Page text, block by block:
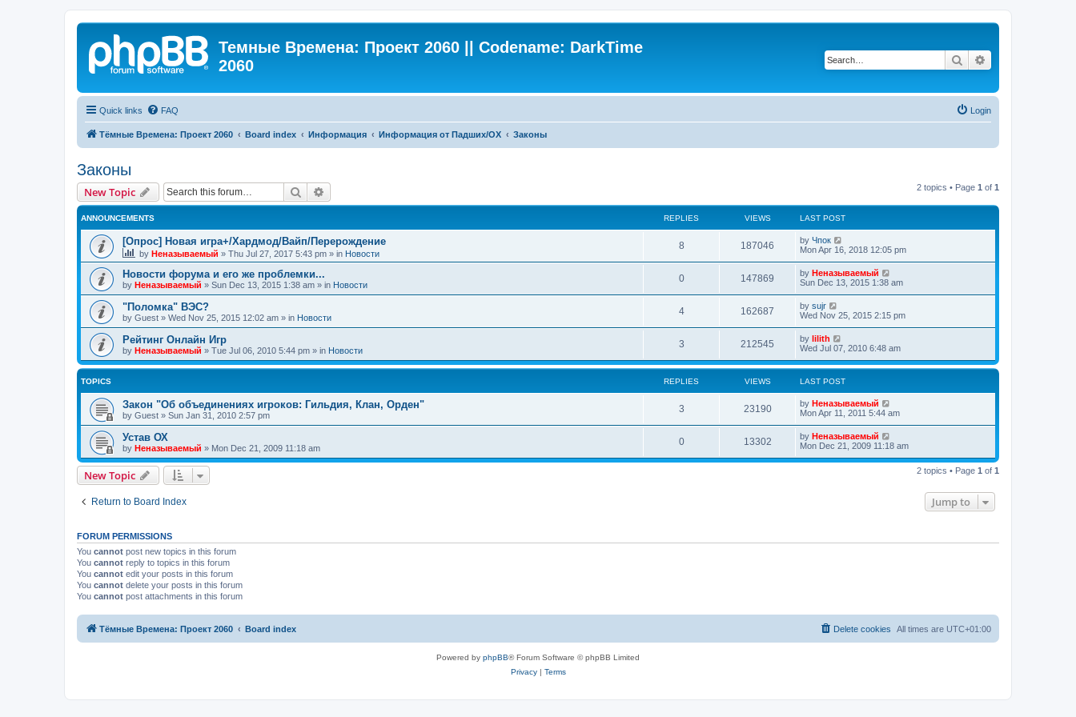
Темные Времена: Проект 2060 || Codename: DarkTime
2060
Search
Quick links FAQ Login
Тёмные Времена: Проект 2060 Board index Информация Информация от Падших/ОХ Законы
Законы
New Topic Search 2 topics • Page 1 of 1
ANNOUNCEMENTS REPLIES VIEWS LAST POST
[Опрос] Новая игра+/Хардмод/Вайп/Перерождение
by Неназываемый » Thu Jul 27, 2017 5:43 pm » in Новости
8 187046 by Чпок
Mon Apr 16, 2018 12:05 pm
Новости форума и его же проблемки...
by Неназываемый » Sun Dec 13, 2015 1:38 am » in Новости
0 147869 by Неназываемый
Sun Dec 13, 2015 1:38 am
"Поломка" ВЭС?
by Guest » Wed Nov 25, 2015 12:02 am » in Новости
4 162687 by sujr
Wed Nov 25, 2015 2:15 pm
Рейтинг Онлайн Игр
by Неназываемый » Tue Jul 06, 2010 5:44 pm » in Новости
3 212545 by lilith
Wed Jul 07, 2010 6:48 am
TOPICS REPLIES VIEWS LAST POST
Закон "Об объединениях игроков: Гильдия, Клан, Орден"
by Guest » Sun Jan 31, 2010 2:57 pm
3 23190 by Неназываемый
Mon Apr 11, 2011 5:44 am
Устав ОХ
by Неназываемый » Mon Dec 21, 2009 11:18 am
0 13302 by Неназываемый
Mon Dec 21, 2009 11:18 am
New Topic 2 topics • Page 1 of 1
Return to Board Index Jump to
FORUM PERMISSIONS
You cannot post new topics in this forum
You cannot reply to topics in this forum
You cannot edit your posts in this forum
You cannot delete your posts in this forum
You cannot post attachments in this forum
Тёмные Времена: Проект 2060 Board index All times are UTC+01:00
Delete cookies
Powered by phpBB® Forum Software © phpBB Limited
Privacy| Terms